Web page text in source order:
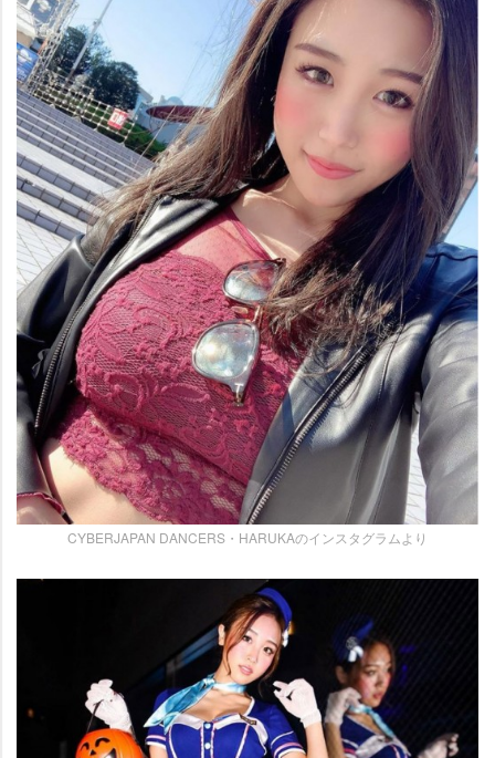
CYBERJAPAN DANCERS・HARUKAのインスタグラムより